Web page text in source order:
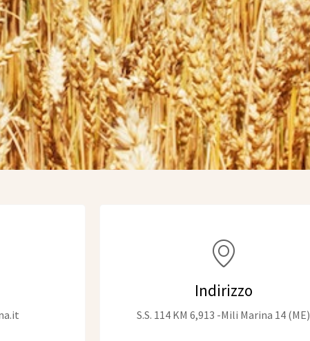
Indirizzo
S.S. 114 KM 6,913 -Mili Marina 14 (ME)